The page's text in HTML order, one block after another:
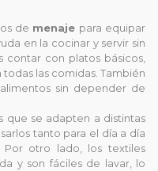
de menaje para equipar
en la cocinar y servir sin
contar con platos básicos,
las comidas. También
sin depender de
que se adapten a distintas
tanto para el día a día
Por otro lado, los textiles
y son fáciles de lavar, lo